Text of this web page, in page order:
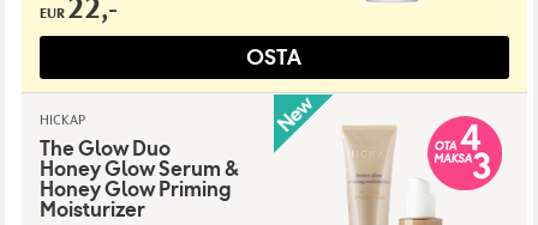
EUR 22,-
OSTA
HICKAP
The Glow Duo
Honey Glow Serum &
Honey Glow Priming
Moisturizer